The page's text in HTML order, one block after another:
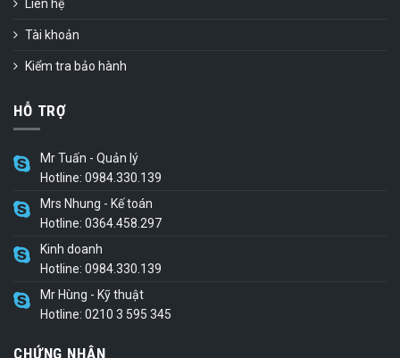
Liên hệ
Tài khoản
Kiểm tra bảo hành
HỖ TRỢ
Mr Tuấn - Quản lý
Hotline: 0984.330.139
Mrs Nhung - Kế toán
Hotline: 0364.458.297
Kinh doanh
Hotline: 0984.330.139
Mr Hùng - Kỹ thuật
Hotline: 0210 3 595 345
CHỨNG NHẬN